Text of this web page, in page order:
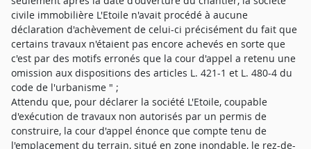
civile immobilière L'Etoile n'avait procédé à aucune
déclaration d'achèvement de celui-ci précisément du fait que
certains travaux n'étaient pas encore achevés en sorte que
c'est par des motifs erronés que la cour d'appel a retenu une
omission aux dispositions des articles L. 421-1 et L. 480-4 du
code de l'urbanisme " ;
Attendu que, pour déclarer la société L'Etoile, coupable
d'exécution de travaux non autorisés par un permis de
construire, la cour d'appel énonce que compte tenu de
l'emplacement du terrain, situé en zone inondable, le rez-de-